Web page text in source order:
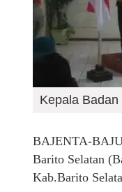
Kepala
BAJENTA-
Barito Selatan
Kab.Barito